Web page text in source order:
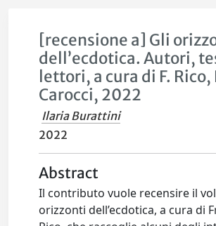
[recensione a] Gli
dell’ecdotica. Autori,
lettori, a cura di F. Rico,
Carocci, 2022
Ilaria Burattini
2022
Abstract
Il contributo vuole recensire il
orizzonti dell’ecdotica, a cura di